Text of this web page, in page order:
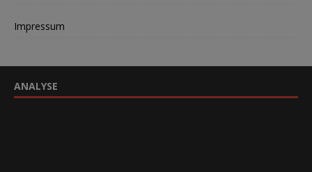
Impressum
ANALYSE